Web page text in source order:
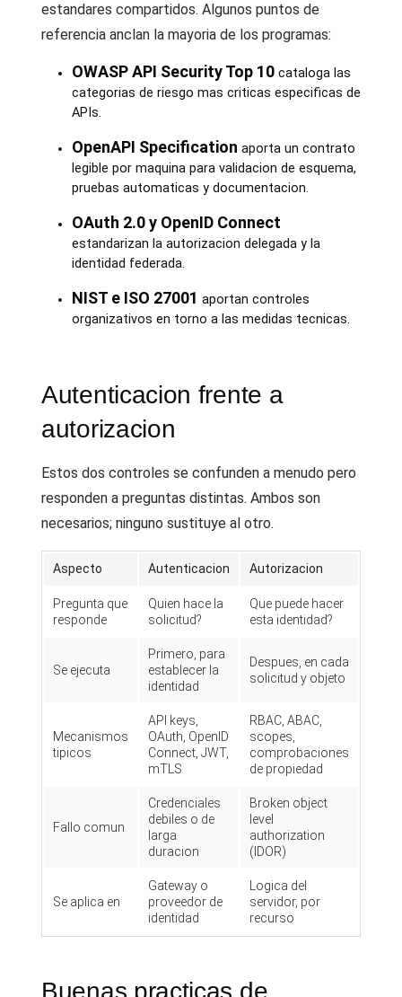
estandares compartidos. Algunos puntos de
referencia anclan la mayoria de los programas:
OWASP API Security Top 10cataloga las
categorias de riesgo mas criticas especificas de
APIs.
OpenAPI Specification aporta un contrato
legible por maquina para validacion de esquema,
pruebas automaticas y documentacion.
OAuth 2.0 y OpenID Connect
estandarizan la autorizacion delegada y la
identidad federada.
NIST e ISO 27001 aportan controles
organizativos en torno a las medidas tecnicas.
Autenticacion frente a
autorizacion
Estos dos controles se confunden a menudo pero
responden a preguntas distintas. Ambos son
necesarios; ninguno sustituye al otro.
Aspecto Autenticacion Autorizacion
Pregunta que
responde
Quien hace la
solicitud?
Que puede hacer
esta identidad?
Se ejecuta
Primero, para
establecer la
identidad
Despues, en cada
solicitud y objeto
Mecanismos
tipicos
API keys,
OAuth, OpenID
Connect, JWT,
mTLS
RBAC, ABAC,
scopes,
comprobaciones
de propiedad
Fallo comun
Credenciales
debiles o de
larga
duracion
Broken object
level
authorization
(IDOR)
Se aplica en
Gateway o
proveedor de
identidad
Logica del
servidor, por
recurso
Buenas practicas de